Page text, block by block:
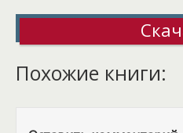
пожертвовала всем, что
день до намеченной
своей любовницей, не зная
Обида обжигала сердце
Похожие книги: